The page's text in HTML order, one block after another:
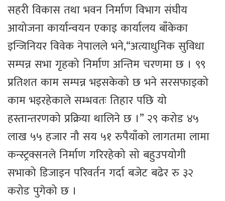
सहरी विकास तथा भवन निर्माण विभाग संघीय
आयोजना कार्यान्वयन एकाइ कार्यालय बाँकेका
इन्जिनियर विवेक नेपालले भने,“अत्याधुनिक सुविधा
सम्पन्न सभा गृहको निर्माण अन्तिम चरणमा छ । ९९
प्रतिशत काम सम्पन्न भइसकेको छ भने सरसफाइको
काम भइरहेकाले सम्भवतः तिहार पछि यो
हस्तान्तरणको प्रक्रिया थालिने छ ।” २९ करोड ४५
लाख ५५ हजार नौ सय ५१ रुपैयाँको लागतमा लामा
कन्स्ट्रक्सनले निर्माण गरिरहेको सो बहुउपयोगी
सभाको डिजाइन परिवर्तन गर्दा बजेट बढेर रु ३२
करोड पुगेको छ ।